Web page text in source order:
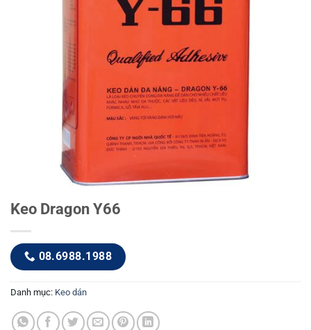
Keo Dragon Y66
08.6988.1988
Danh mục: Keo dán